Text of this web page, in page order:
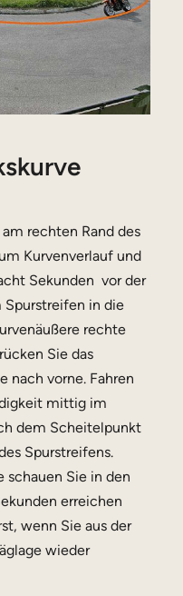
rechten Rand des
Kurvenverlauf und
Sekunden vor der
Spurstreifen in die
rechte
Sie das
nach vorne. Fahren
mittig im
dem Scheitelpunkt
Spurstreifens.
schauen Sie in den
erreichen
wenn Sie aus der
wieder